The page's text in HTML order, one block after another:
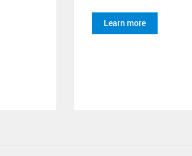
Learn more